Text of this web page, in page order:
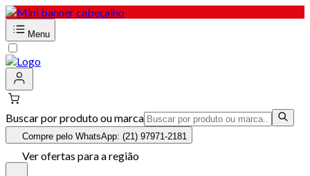
Menu
Buscar por produto ou marca
Compre pelo WhatsApp: (21) 97971-2181
Ver ofertas para a região